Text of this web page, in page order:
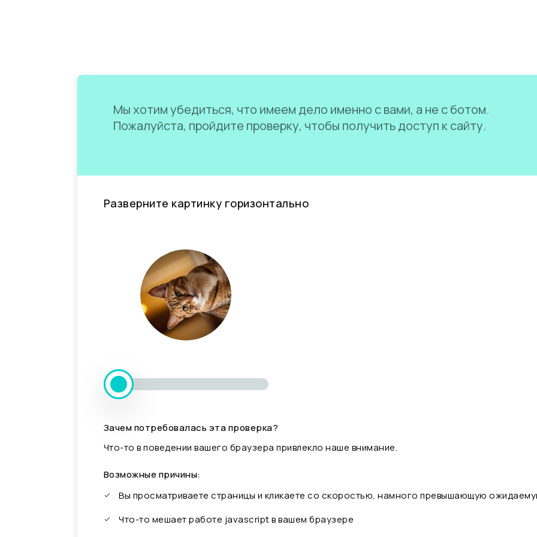
Мы хотим убедиться, что имеем дело именно с вами, а не с ботом.
Пожалуйста, пройдите проверку, чтобы получить доступ к сайту.
Разверните картинку горизонтально
Зачем потребовалась эта проверка?
Что-то в поведении вашего браузера привлекло наше внимание.
Возможные причины:
Вы просматриваете страницы и кликаете со скоростью, намного превышающую
Что-то мешает работе javascript в вашем браузере